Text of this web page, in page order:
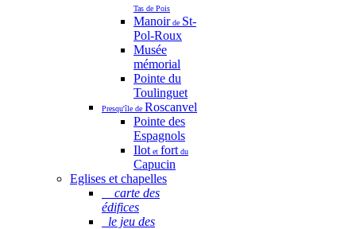
Tas de Pois
Manoirde St-
Pol-Roux
Musée
mémorial
Pointe du
Toulinguet
Presqu'île de Roscanvel
Pointe des
Espagnols
Ilot et fort du
Capucin
Eglises et chapelles
carte des
édifices
le jeu des